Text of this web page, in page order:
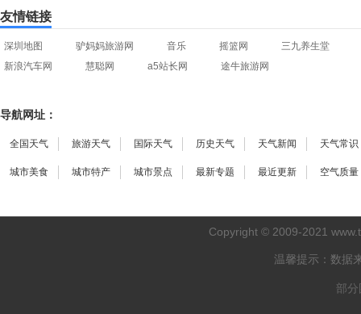
友情链接
深圳地图 驴妈妈旅游网 音乐 摇篮网
三九养生堂
新浪汽车网
慧聪网 a5站长网 途牛旅游网
导航网址：
全国天气 旅游天气 国际天气 历史天气 天气新闻 天气常识
城市美食 城市特产 城市景点 最新专题 最近更新 空气质量
Copyright © 2009-2021
温馨提示：数据
部分